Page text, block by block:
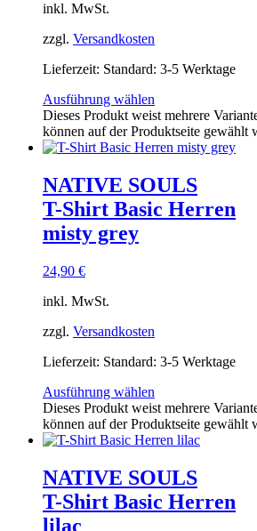
inkl. MwSt.
zzgl. Versandkosten
Lieferzeit: Standard: 3-5 Werktage
Ausführung wählen
Dieses Produkt weist mehrere
können auf der Produktseite gewählt
NATIVE SOULS
T-Shirt Basic Herren
misty grey
24,90 €
inkl. MwSt.
zzgl. Versandkosten
Lieferzeit: Standard: 3-5 Werktage
Ausführung wählen
Dieses Produkt weist mehrere
können auf der Produktseite gewählt
NATIVE SOULS
T-Shirt Basic Herren
lilac